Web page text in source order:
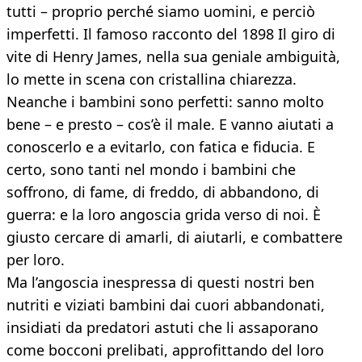
tutti – proprio perché siamo uomini, e perciò
imperfetti. Il famoso racconto del 1898 Il giro di
vite di Henry James, nella sua geniale ambiguità,
lo mette in scena con cristallina chiarezza.
Neanche i bambini sono perfetti: sanno molto
bene – e presto – cos’è il male. E vanno aiutati a
conoscerlo e a evitarlo, con fatica e fiducia. E
certo, sono tanti nel mondo i bambini che
soffrono, di fame, di freddo, di abbandono, di
guerra: e la loro angoscia grida verso di noi. È
giusto cercare di amarli, di aiutarli, e combattere
per loro.
Ma l’angoscia inespressa di questi nostri ben
nutriti e viziati bambini dai cuori abbandonati,
insidiati da predatori astuti che li assaporano
come bocconi prelibati, approfittando del loro